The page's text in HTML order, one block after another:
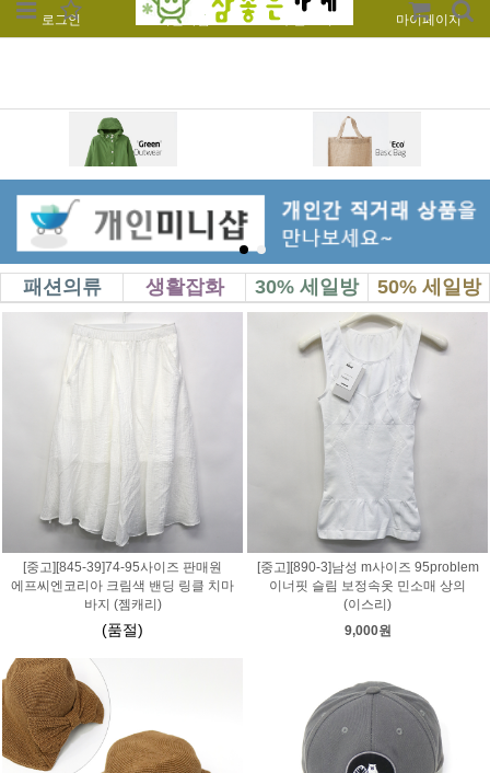
로그인 회원가입 주문조회 마이페이지
패션의류 생활잡화 30% 세일방 50% 세일방
[중고][845-39]74-95사이즈 판매원
에프씨엔코리아 크림색 밴딩 링클 치마
바지 (젬캐리)
(품절)
[중고][890-3]남성 m사이즈 95problem
이너핏 슬림 보정속옷 민소매 상의
(이스리)
9,000원